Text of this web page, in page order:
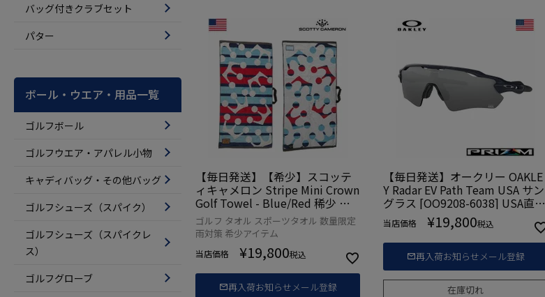
バッグ付きクラブセット
パター
ボール・ウエア・用品一覧
ゴルフボール
ゴルフウエア・アパレル小物
キャディバッグ・その他バッグ
ゴルフシューズ（スパイク）
ゴルフシューズ（スパイクレ
ス）
ゴルフグローブ
【毎日発送】【希少】スコッテ
ィキャメロン Stripe Mini Crown
Golf Towel - Blue/Red 稀少 レ
ア 102865 タオル USA直輸入品
【数量限定】【稀少】
ゴルフ タオル スポーツタオル 数量限定
雨対策 希少アイテム
当店価格 ¥19,800税込
再入荷お知らせメール登録
【毎日発送】オークリー OAKLE
Y Radar EV Path Team USA サン
グラス [OO9208-6038] USA直輸
入品
当店価格 ¥19,800税込
再入荷お知らせメール登録
在庫切れ